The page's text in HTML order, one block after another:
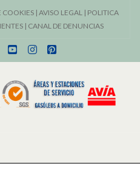
COOKIES | AVISO LEGAL | POLITICA
| CANAL DE DENUNCIAS
YouTubeInstagram
Pinterest